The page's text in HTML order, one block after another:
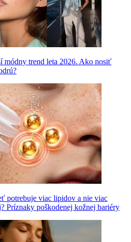
módny trend leta 2026. Ako nosiť
potrebuje viac lipidov a nie viac
Príznaky poškodenej kožnej bariéry